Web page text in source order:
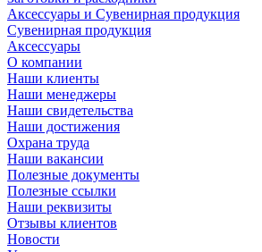
Аксессуары и Сувенирная продукция
Сувенирная продукция
Аксессуары
О компании
Наши клиенты
Наши менеджеры
Наши свидетельства
Наши достижения
Охрана труда
Наши вакансии
Полезные документы
Полезные ссылки
Наши реквизиты
Отзывы клиентов
Новости